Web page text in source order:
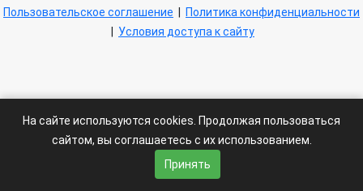
Пользовательское соглашение
Политика конфиденциальности
Условия доступа к сайту
На сайте используются cookies. Продолжая пользоваться
сайтом, вы соглашаетесь с их использованием.
Принять